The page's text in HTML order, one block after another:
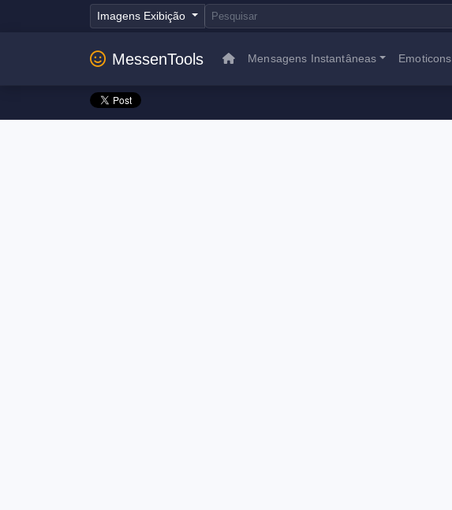
Imagens Exibição
MessenTools Mensagens Instantâneas Emoticons